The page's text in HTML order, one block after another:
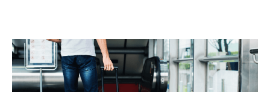
Firmenkonto
Preiskalkulation
Buchhaltungssoftware
Marke, AGB & Datenschutz
Geschäftskonto eröffnen